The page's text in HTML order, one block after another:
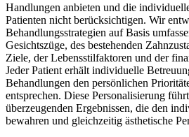
Handlungen anbieten und die
Patienten nicht berücksichtigen. Wir
Behandlungsstrategien auf Basis
Gesichtszüge, des bestehenden
Ziele, der Lebensstilfaktoren und der
Jeder Patient erhält individuelle
Behandlungen den persönlichen
entsprechen. Diese Personalisierung
überzeugenden Ergebnissen, die den
bewahren und gleichzeitig ästhetische